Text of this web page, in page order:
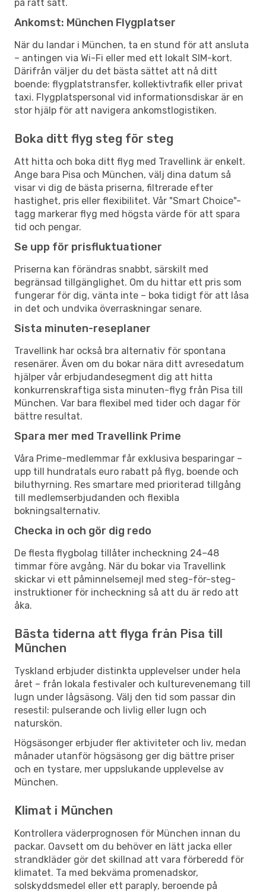
på rätt sätt.
Ankomst: München Flygplatser
När du landar i München, ta en stund för att ansluta
– antingen via Wi-Fi eller med ett lokalt SIM-kort.
Därifrån väljer du det bästa sättet att nå ditt
boende: flygplatstransfer, kollektivtrafik eller privat
taxi. Flygplatspersonal vid informationsdiskar är en
stor hjälp för att navigera ankomstlogistiken.
Boka ditt flyg steg för steg
Att hitta och boka ditt flyg med Travellink är enkelt.
Ange bara Pisa och München, välj dina datum så
visar vi dig de bästa priserna, filtrerade efter
hastighet, pris eller flexibilitet. Vår "Smart Choice"-
tagg markerar flyg med högsta värde för att spara
tid och pengar.
Se upp för prisfluktuationer
Priserna kan förändras snabbt, särskilt med
begränsad tillgänglighet. Om du hittar ett pris som
fungerar för dig, vänta inte – boka tidigt för att låsa
in det och undvika överraskningar senare.
Sista minuten-reseplaner
Travellink har också bra alternativ för spontana
resenärer. Även om du bokar nära ditt avresedatum
hjälper vår erbjudandesegment dig att hitta
konkurrenskraftiga sista minuten-flyg från Pisa till
München. Var bara flexibel med tider och dagar för
bättre resultat.
Spara mer med Travellink Prime
Våra Prime-medlemmar får exklusiva besparingar –
upp till hundratals euro rabatt på flyg, boende och
biluthyrning. Res smartare med prioriterad tillgång
till medlemserbjudanden och flexibla
bokningsalternativ.
Checka in och gör dig redo
De flesta flygbolag tillåter incheckning 24–48
timmar före avgång. När du bokar via Travellink
skickar vi ett påminnelsemejl med steg-för-steg-
instruktioner för incheckning så att du är redo att
åka.
Bästa tiderna att flyga från Pisa till
München
Tyskland erbjuder distinkta upplevelser under hela
året – från lokala festivaler och kulturevenemang till
lugn under lågsäsong. Välj den tid som passar din
resestil: pulserande och livlig eller lugn och
naturskön.
Högsäsonger erbjuder fler aktiviteter och liv, medan
månader utanför högsäsong ger dig bättre priser
och en tystare, mer uppslukande upplevelse av
München.
Klimat i München
Kontrollera väderprognosen för München innan du
packar. Oavsett om du behöver en lätt jacka eller
strandkläder gör det skillnad att vara förberedd för
klimatet. Ta med bekväma promenadskor,
solskyddsmedel eller ett paraply, beroende på